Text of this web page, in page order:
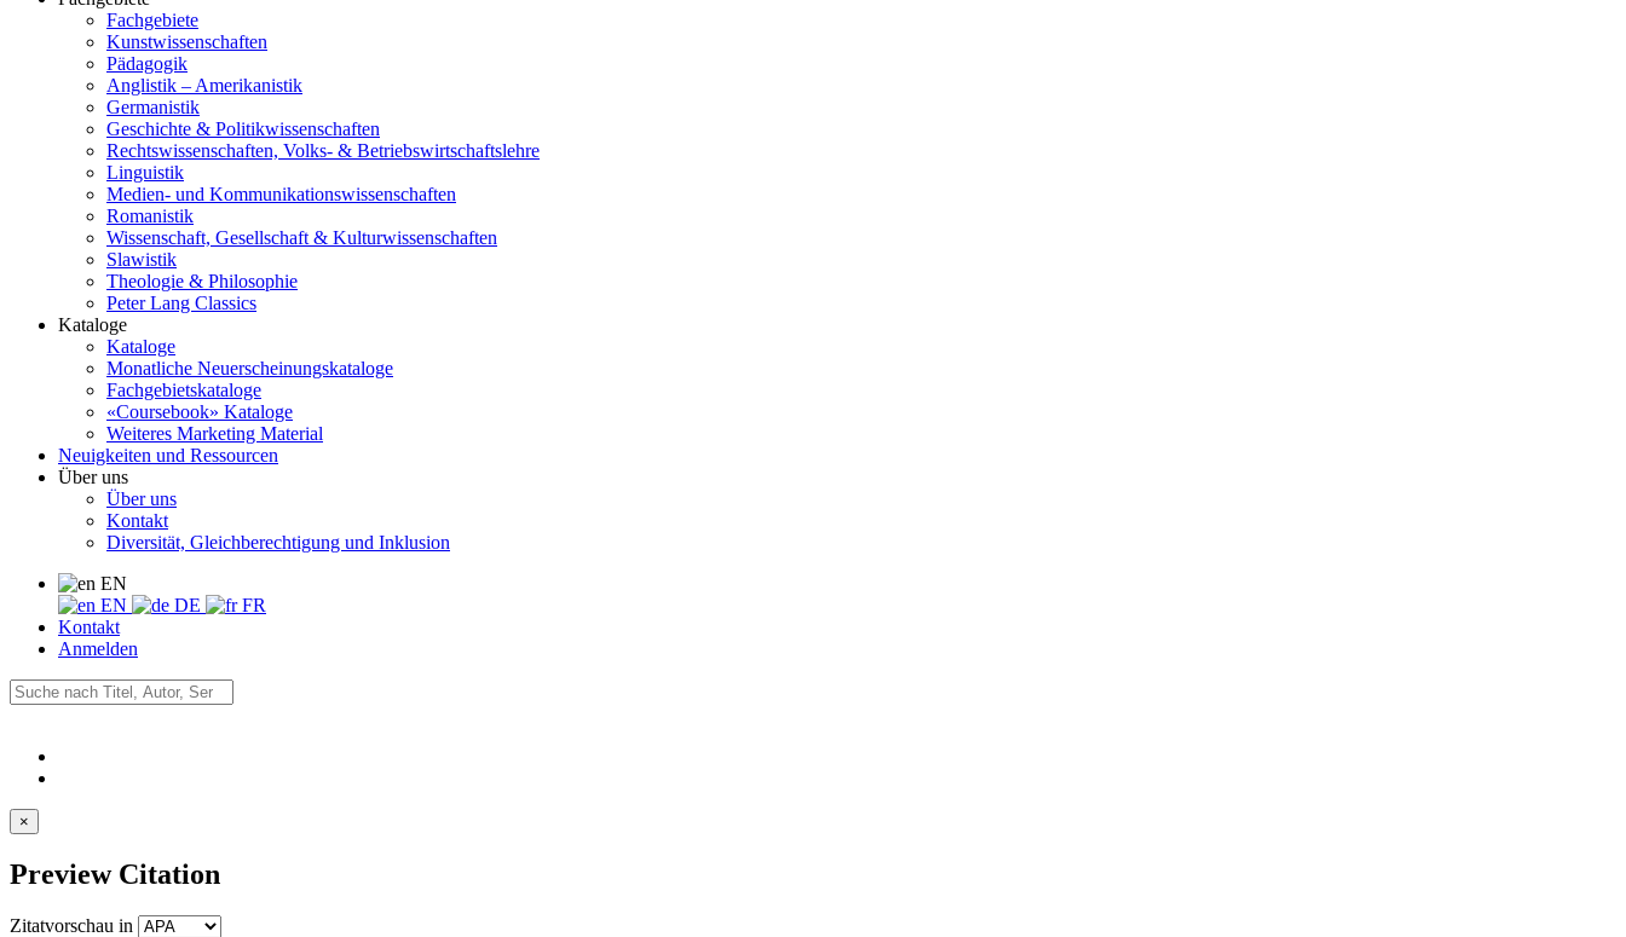
Fachgebiete
Kunstwissenschaften
Pädagogik
Anglistik – Amerikanistik
Germanistik
Geschichte & Politikwissenschaften
Rechtswissenschaften, Volks- & Betriebswirtschaftslehre
Linguistik
Medien- und Kommunikationswissenschaften
Romanistik
Wissenschaft, Gesellschaft & Kulturwissenschaften
Slawistik
Theologie & Philosophie
Peter Lang Classics
Kataloge
Kataloge
Monatliche Neuerscheinungskataloge
Fachgebietskataloge
«Coursebook» Kataloge
Weiteres Marketing Material
Neuigkeiten und Ressourcen
Über uns
Über uns
Kontakt
Diversität, Gleichberechtigung und Inklusion
EN
EN
DE
FR
Kontakt
Anmelden
×
Preview Citation
Zitatvorschau in